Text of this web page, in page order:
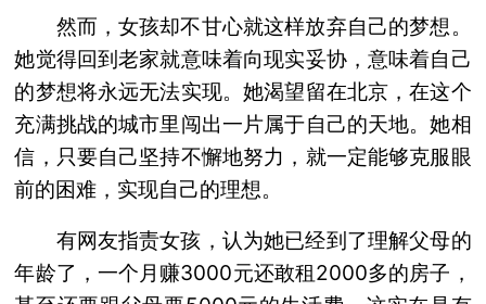
然而，女孩却不甘心就这样放弃自己的梦想。
她觉得回到老家就意味着向现实妥协，意味着自己
的梦想将永远无法实现。她渴望留在北京，在这个
充满挑战的城市里闯出一片属于自己的天地。她相
信，只要自己坚持不懈地努力，就一定能够克服眼
前的困难，实现自己的理想。
有网友指责女孩，认为她已经到了理解父母的
年龄了，一个月赚3000元还敢租2000多的房子，